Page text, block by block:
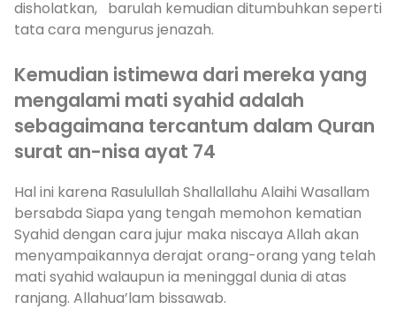
disholatkan, barulah kemudian ditumbuhkan seperti
tata cara mengurus jenazah.
Kemudian istimewa dari mereka yang
mengalami mati syahid adalah
sebagaimana tercantum dalam Quran
surat an-nisa ayat 74
Hal ini karena Rasulullah Shallallahu Alaihi Wasallam
bersabda Siapa yang tengah memohon kematian
Syahid dengan cara jujur maka niscaya Allah akan
menyampaikannya derajat orang-orang yang telah
mati syahid walaupun ia meninggal dunia di atas
ranjang. Allahua’lam bissawab.